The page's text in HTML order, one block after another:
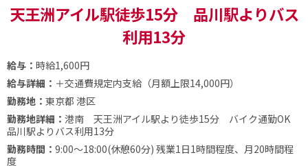
天王洲アイル駅徒歩15分 品川駅よりバス
利用13分
給与： 時給1,600円
給与詳細： ＋交通費規定内支給（月額上限14,000円）
勤務地： 東京都 港区
勤務地詳細： 港南 天王洲アイル駅より徒歩15分 バイク通勤OK
品川駅よりバス利用13分
勤務時間： 9:00～18:00(休憩60分) 残業1日1時間程度、月20時間程
度